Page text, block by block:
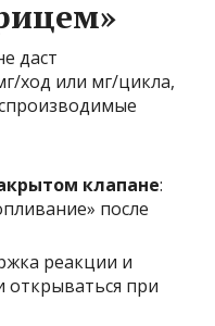
даст
ход или мг/цикла,
клапане:
после
реакции и
открываться при